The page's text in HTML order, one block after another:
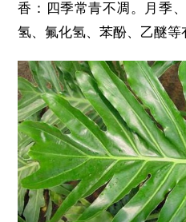
香：四季常青不凋。月季
氢、氟化氢、苯酚、乙醚等